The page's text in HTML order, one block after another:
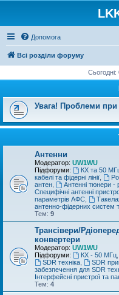
Допомога
Всі розділи форуму
Увага! Проблеми при
Антенни
Модератор: UW1WU
Підфоруми:
КХ та 50
кабелі та фідерні лінії
антен
Антенні тюнери -
Специфічні антенні
параметрів АФС
антенно-фідерних систем
Тем: 9
Трансівери/
конвертери
Модератор: UW1WU
Підфоруми:
КХ - 50 МГц,
SDR техніка, SDR
забезпечення для SDR
Інтерфейсні пристрої та
Тем: 4